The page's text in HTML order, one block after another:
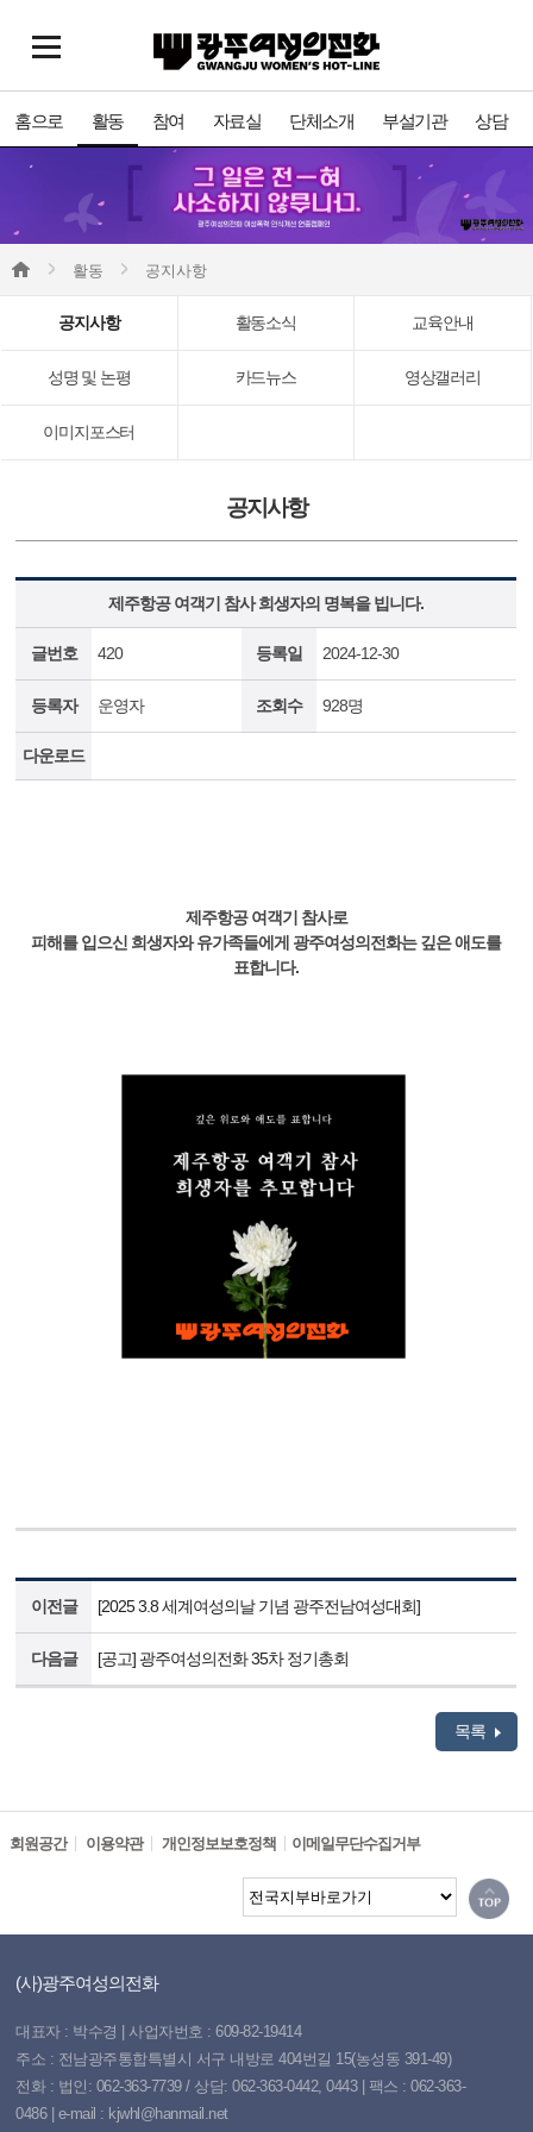
홈으로 활동 참여 자료실 단체소개 부설기관 상담
활동 공지사항
공지사항 활동소식 교육안내
성명 및 논평 카드뉴스 영상갤러리
이미지포스터
공지사항
제주항공 여객기 참사 희생자의 명복을 빕니다.
글번호 420 등록일 2024-12-30
등록자 운영자 조회수 928명
다운로드
제주항공 여객기 참사로
피해를 입으신 희생자와 유가족들에게 광주여성의전화는 깊은 애도를
표합니다.
이전글 [2025 3.8 세계여성의날 기념 광주전남여성대회]
다음글 [공고] 광주여성의전화 35차 정기총회
목록
회원공간 이용약관 개인정보보호정책 이메일무단수집거부
(사)광주여성의전화
대표자 : 박수경 | 사업자번호 : 609-82-19414
주소 : 전남광주통합특별시 서구 내방로 404번길 15(농성동 391-49)
전화 : 법인: 062-363-7739 / 상담: 062-363-0442, 0443 | 팩스 : 062-363-
0486 | e-mail : kjwhl@hanmail.net